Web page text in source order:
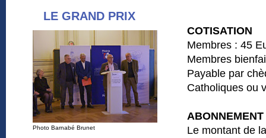
LE GRAND PRIX
Photo Barnabé Brunet
COTISATION
Membres : 45
Membres
Payable par
Catholiques ou
Le montant de